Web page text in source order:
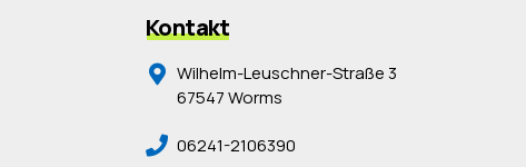
Kontakt
Wilhelm-Leuschner-Straße 3
67547 Worms
06241-2106390